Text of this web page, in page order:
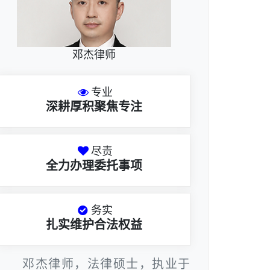
邓杰律师
专业
深耕厚积聚焦专注
尽责
全力办理委托事项
务实
扎实维护合法权益
邓杰律师，法律硕士，执业于